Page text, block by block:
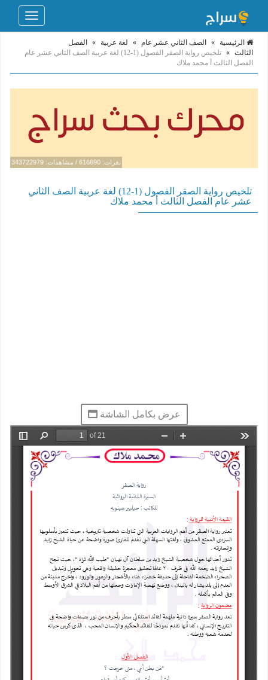
Toggle
الرئيسية » الصف الثاني عشر عام » لغة عربية »
الفصل
الثالث »
تلخيص رواية الصقر الفصول (1-12) لغة عربية الصف الثاني عشر عام
الفصل الثالث أ محمد ملاك
نقرات: 616690 / مشاهدات: 343722979
تلخيص رواية الصقر الفصول (1-12) لغة عربية الصف الثاني
عشر عام الفصل الثالث أ محمد ملاك
عرض بكامل الشاشة